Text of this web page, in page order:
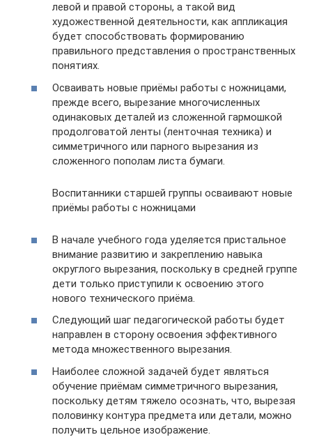
левой и правой стороны, а такой вид
художественной деятельности, как аппликация
будет способствовать формированию
правильного представления о пространственных
понятиях.
Осваивать новые приёмы работы с ножницами,
прежде всего, вырезание многочисленных
одинаковых деталей из сложенной гармошкой
продолговатой ленты (ленточная техника) и
симметричного или парного вырезания из
сложенного пополам листа бумаги.
Воспитанники старшей группы осваивают новые
приёмы работы с ножницами
В начале учебного года уделяется пристальное
внимание развитию и закреплению навыка
округлого вырезания, поскольку в средней группе
дети только приступили к освоению этого
нового технического приёма.
Следующий шаг педагогической работы будет
направлен в сторону освоения эффективного
метода множественного вырезания.
Наиболее сложной задачей будет являться
обучение приёмам симметричного вырезания,
поскольку детям тяжело осознать, что, вырезая
половинку контура предмета или детали, можно
получить цельное изображение.